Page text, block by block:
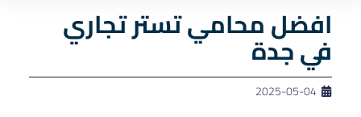
افضل محامي تستر تجاري
في جدة
2025-05-04